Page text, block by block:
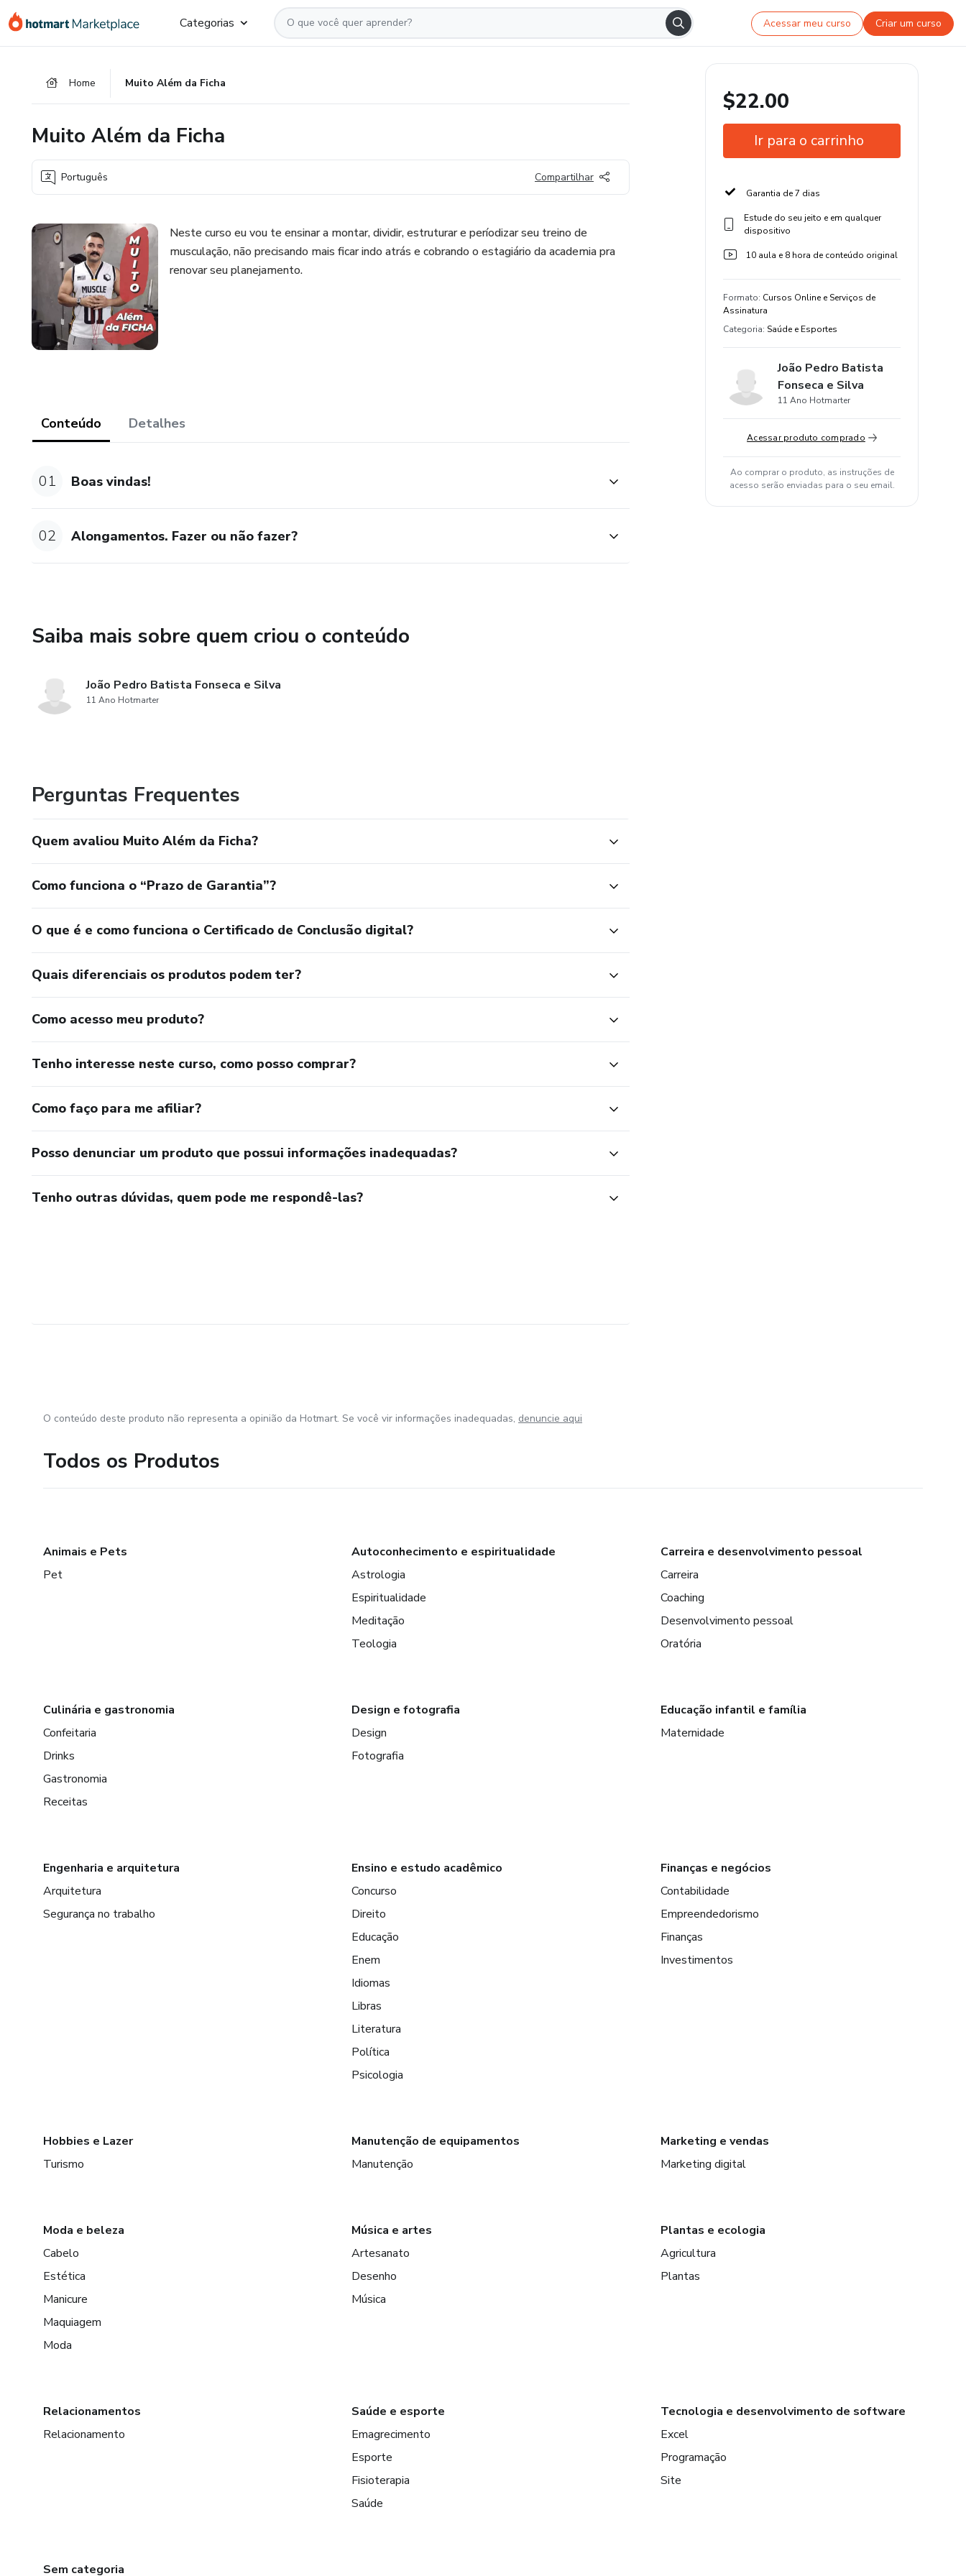
para
para
para
Categorias Acessar meu curso Criar um curso
Home Muito Além da Ficha
Muito Além da Ficha
Português Compartilhar
Neste curso eu vou te ensinar a montar, dividir, estruturar e períodizar seu treino de
musculação, não precisando mais ficar indo atrás e cobrando o estagiário da academia pra
renovar seu planejamento.
Conteúdo Detalhes
01 Boas vindas!
02 Alongamentos. Fazer ou não fazer?
Saiba mais sobre quem criou o conteúdo
João Pedro Batista Fonseca e Silva
11 Ano Hotmarter
Perguntas Frequentes
Quem avaliou Muito Além da Ficha?
Como funciona o “Prazo de Garantia”?
O que é e como funciona o Certificado de Conclusão digital?
Quais diferenciais os produtos podem ter?
Como acesso meu produto?
Tenho interesse neste curso, como posso comprar?
Como faço para me afiliar?
Posso denunciar um produto que possui informações inadequadas?
Tenho outras dúvidas, quem pode me respondê-las?
$22.00
Ir para o carrinho
Garantia de 7 dias
Estude do seu jeito e em qualquer
dispositivo
10 aula e 8 hora de conteúdo original
Formato: Cursos Online e Serviços de
Assinatura
Categoria: Saúde e Esportes
João Pedro Batista
Fonseca e Silva
11 Ano Hotmarter
Acessar produto comprado
Ao comprar o produto, as instruções de
acesso serão enviadas para o seu email.
O conteúdo deste produto não representa a opinião da Hotmart. Se você vir informações inadequadas, denuncie aqui
Todos os Produtos
Animais e Pets
Pet
Autoconhecimento e espiritualidade
Astrologia
Espiritualidade
Meditação
Teologia
Carreira e desenvolvimento pessoal
Carreira
Coaching
Desenvolvimento pessoal
Oratória
Culinária e gastronomia
Confeitaria
Drinks
Gastronomia
Receitas
Design e fotografia
Design
Fotografia
Educação infantil e família
Maternidade
Engenharia e arquitetura
Arquitetura
Segurança no trabalho
Ensino e estudo acadêmico
Concurso
Direito
Educação
Enem
Idiomas
Libras
Literatura
Política
Psicologia
Finanças e negócios
Contabilidade
Empreendedorismo
Finanças
Investimentos
Hobbies e Lazer
Turismo
Manutenção de equipamentos
Manutenção
Marketing e vendas
Marketing digital
Moda e beleza
Cabelo
Estética
Manicure
Maquiagem
Moda
Música e artes
Artesanato
Desenho
Música
Plantas e ecologia
Agricultura
Plantas
Relacionamentos
Relacionamento
Saúde e esporte
Emagrecimento
Esporte
Fisioterapia
Saúde
Tecnologia e desenvolvimento de software
Excel
Programação
Site
Sem categoria